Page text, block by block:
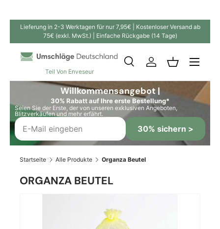
Direkt zum Inhalt
Lieferung in 2-3 Werktagen für nur 7,95€ | Kostenloser Versand ab
75€ (exkl. MwSt.) | Einfache Rückgabe (14 Tage)
Teil Von Enveseur
SuchenSuchen
SucheEinloggen
Willkommensangebot |
30% Rabatt auf Ihre erste Bestellung*
Seien Sie der Erste, der von unseren exklusiven Angeboten,
Blitzverkäufen und mehr erfährt.
30% sichern >
Startseite Alle Produkte Organza Beutel
ORGANZA BEUTEL
Zu Produktinformationen springen